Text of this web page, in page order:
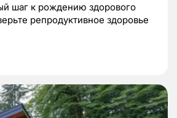
шаг к рождению здорового
репродуктивное здоровье